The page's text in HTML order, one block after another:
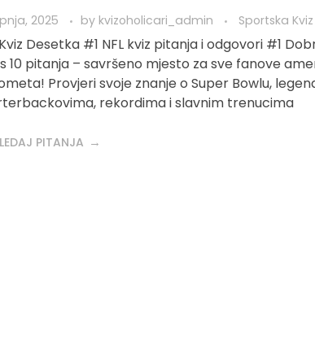
2025 by kvizoholicari_admin Sportska
Desetka #1 NFL kviz pitanja i odgovori #1
10 pitanja – savršeno mjesto za sve fanove
Provjeri svoje znanje o Super Bowlu,
rekordima i slavnim trenucima
PITANJA